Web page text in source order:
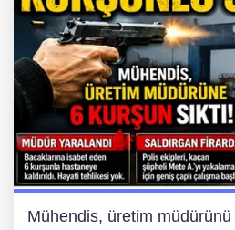
Mühendis, üretim